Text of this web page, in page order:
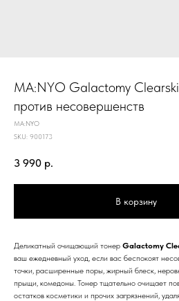
MA:NYO Galactomy
против несовершенств
MA:NYO
SKU: 900173
3 990 р.
В корзину
Деликатный очищающий тонер Galactomy
ваш ежедневный уход, если вас беспокоят
точки, расширенные поры, жирный блеск,
прыщи, комедоны. Тонер тщательно очищает
остатков косметики и прочих загрязнений,